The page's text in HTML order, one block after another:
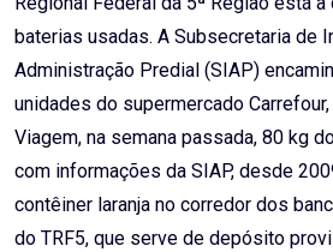
baterias usadas. A Subsecretaria de
Administração Predial (SIAP)
unidades do supermercado
Viagem, na semana passada, 80 kg
com informações da SIAP, desde
contêiner laranja no corredor dos
do TRF5, que serve de depósito